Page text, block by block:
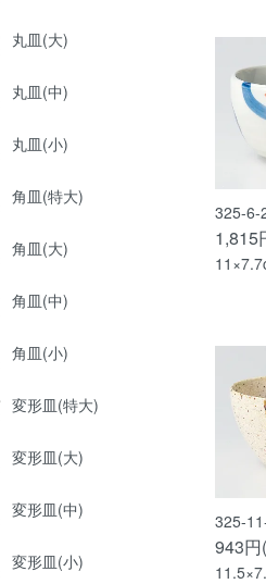
丸皿(大)
丸皿(中)
丸皿(小)
角皿(特大)
角皿(大)
角皿(中)
角皿(小)
変形皿(特大)
変形皿(大)
変形皿(中)
変形皿(小)
325-6-
1,815
325-
943円